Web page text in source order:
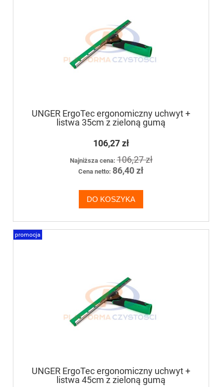
UNGER ErgoTec ergonomiczny uchwyt +
listwa 35cm z zieloną gumą
106,27 zł
Najniższa cena:106,27 zł
Cena netto: 86,40 zł
DO KOSZYKA
UNGER ErgoTec ergonomiczny uchwyt +
listwa 45cm z zieloną gumą
promocja